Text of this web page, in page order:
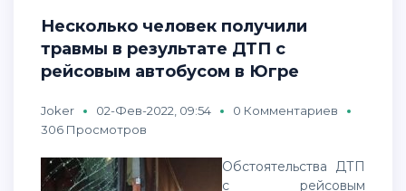
Несколько человек получили
травмы в результате ДТП с
рейсовым автобусом в Югре
Joker 02-Фев-2022, 09:54
0 Комментариев
306 Просмотров
Обстоятельства ДТП
с рейсовым